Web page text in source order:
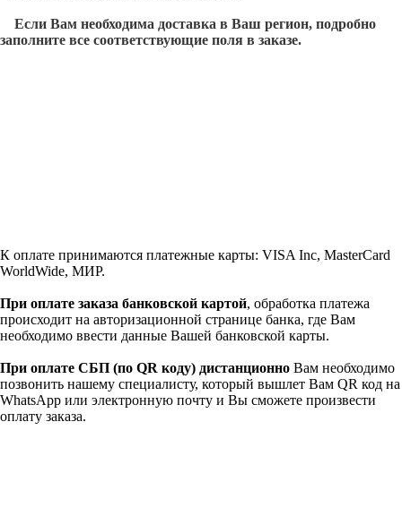
Если Вам необходима доставка в Ваш регион, подробно
заполните все соответствующие поля в заказе.
К оплате принимаются платежные карты: VISA Inc, MasterCard
WorldWide, МИР.
При оплате заказа банковской картой, обработка платежа
происходит на авторизационной странице банка, где Вам
необходимо ввести данные Вашей банковской карты.
При оплате СБП (по QR коду) дистанционно Вам необходимо
позвонить нашему специалисту, который вышлет Вам QR код на
WhatsApp или электронную почту и Вы сможете произвести
оплату заказа.